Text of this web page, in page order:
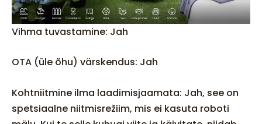
Vihma tuvastamine: Jah
OTA (üle õhu) värskendus: Jah
Kohtniitmine ilma laadimisjaamata: Jah, see on
spetsiaalne niitmisrežiim, mis ei kasuta roboti